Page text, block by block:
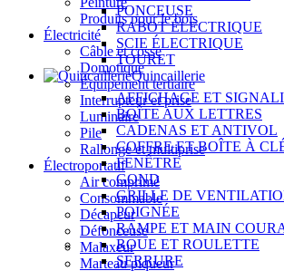
Produits pour le bois
Électricité
Câble et cosse
Domotique
Équipement tertiaire
Interrupteur et prise
Luminaire
Pile
Rallonge et multiprise
Électroportatif
Air comprimé
Consommable
Décapeur
Défonceuse
Malaxeur
Marteau piqueur
PONCEUSE
RABOT ÉLECTRIQUE
SCIE ÉLECTRIQUE
TOURET
Quincaillerie
AFFICHAGE ET
BOÎTE AUX LETTRES
CADENAS ET ANTIVOL
COFFRE ET BOÎTE À
FENÊTRE
GOND
GRILLE DE
POIGNÉE
RAMPE ET MAIN
ROUE ET ROULETTE
SERRURE